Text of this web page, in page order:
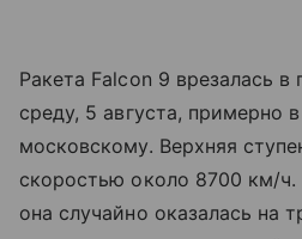
Ракета Falcon 9 врезалась
среду, 5 августа, примерно
московскому. Верхняя
скоростью около 8700 км/
она случайно оказалась на